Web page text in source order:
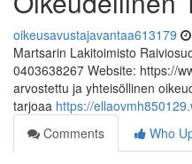
oikeusavustajavantaa613179
Martsarin Lakitoimisto
0403638267 Website: https://
arvostettu ja yhteisöllinen
tarjoaa https://
Comments
Who